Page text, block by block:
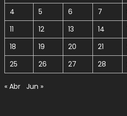
4
5 6 7
11
12 13 14
18
19 20 21
25
26 27 28
« Abr Jun »